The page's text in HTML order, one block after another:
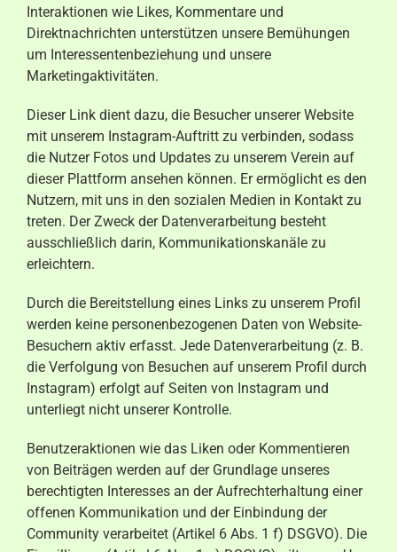
Interaktionen wie Likes, Kommentare und
Direktnachrichten unterstützen unsere Bemühungen
um Interessentenbeziehung und unsere
Marketingaktivitäten.
Dieser Link dient dazu, die Besucher unserer Website
mit unserem Instagram-Auftritt zu verbinden, sodass
die Nutzer Fotos und Updates zu unserem Verein auf
dieser Plattform ansehen können. Er ermöglicht es den
Nutzern, mit uns in den sozialen Medien in Kontakt zu
treten. Der Zweck der Datenverarbeitung besteht
ausschließlich darin, Kommunikationskanäle zu
erleichtern.
Durch die Bereitstellung eines Links zu unserem Profil
werden keine personenbezogenen Daten von Website-
Besuchern aktiv erfasst. Jede Datenverarbeitung (z. B.
die Verfolgung von Besuchen auf unserem Profil durch
Instagram) erfolgt auf Seiten von Instagram und
unterliegt nicht unserer Kontrolle.
Benutzeraktionen wie das Liken oder Kommentieren
von Beiträgen werden auf der Grundlage unseres
berechtigten Interesses an der Aufrechterhaltung einer
offenen Kommunikation und der Einbindung der
Community verarbeitet (Artikel 6 Abs. 1 f) DSGVO). Die